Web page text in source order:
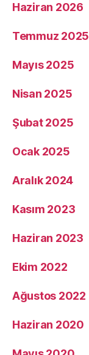
Haziran 2026
Temmuz 2025
Mayıs 2025
Nisan 2025
Şubat 2025
Ocak 2025
Aralık 2024
Kasım 2023
Haziran 2023
Ekim 2022
Ağustos 2022
Haziran 2020